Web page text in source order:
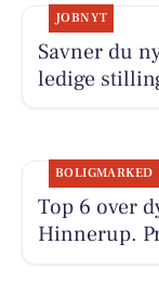
JOBNYT
Savner du
ledige
BOLIGMARKED
Top 6 over
Hinnerup.